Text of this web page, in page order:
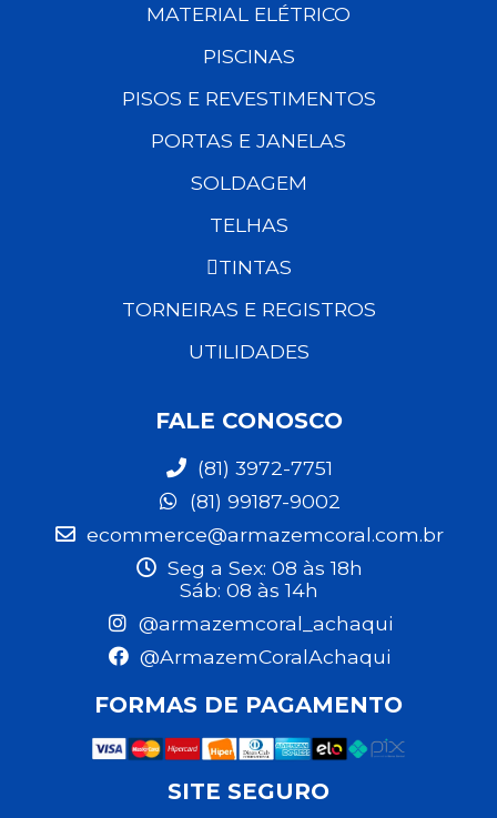
MATERIAL ELÉTRICO
PISCINAS
PISOS E REVESTIMENTOS
PORTAS E JANELAS
SOLDAGEM
TELHAS
TINTAS
TORNEIRAS E REGISTROS
UTILIDADES
FALE CONOSCO
(81) 3972-7751
(81) 99187-9002
ecommerce@armazemcoral.com.br
Seg a Sex: 08 às 18h
Sáb: 08 às 14h
@armazemcoral_achaqui
@ArmazemCoralAchaqui
FORMAS DE PAGAMENTO
SITE SEGURO